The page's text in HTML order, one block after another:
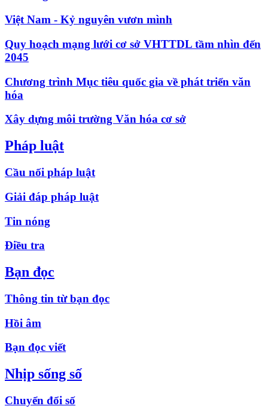
Việt Nam - Kỷ nguyên vươn mình
Quy hoạch mạng lưới cơ sở VHTTDL tầm nhìn đến
2045
Chương trình Mục tiêu quốc gia về phát triển văn
hóa
Xây dựng môi trường Văn hóa cơ sở
Pháp luật
Cầu nối pháp luật
Giải đáp pháp luật
Tin nóng
Điều tra
Bạn đọc
Thông tin từ bạn đọc
Hồi âm
Bạn đọc viết
Nhịp sống số
Chuyển đổi số